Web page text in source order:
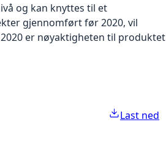
og kan knyttes til et
gjennomført før 2020, vil
er nøyaktigheten til produktet
Last ned